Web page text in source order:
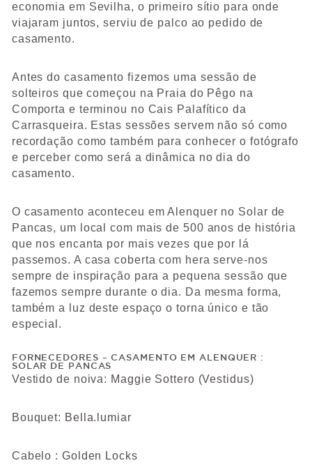
Clientes
Contactos
SEARCH
economia em Sevilha, o primeiro sítio para onde
viajaram juntos, serviu de palco ao pedido de
casamento.
Antes do casamento fizemos uma sessão de
solteiros que começou na Praia do Pêgo na
Comporta e terminou no Cais Palafítico da
Carrasqueira. Estas sessões servem não só como
recordação como também para conhecer o fotógrafo
e perceber como será a dinâmica no dia do
casamento.
O casamento aconteceu em Alenquer no Solar de
Pancas, um local com mais de 500 anos de história
que nos encanta por mais vezes que por lá
passemos. A casa coberta com hera serve-nos
sempre de inspiração para a pequena sessão que
fazemos sempre durante o dia. Da mesma forma,
também a luz deste espaço o torna único e tão
especial.
FORNECEDORES – CASAMENTO EM ALENQUER :
SOLAR DE PANCAS
Vestido de noiva: Maggie Sottero (Vestidus)
Bouquet: Bella.lumiar
Cabelo : Golden Locks